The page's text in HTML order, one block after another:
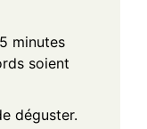
minutes
soient
déguster.